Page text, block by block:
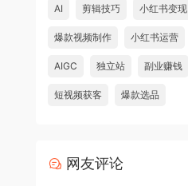
AI 剪辑技巧 小红书变现
爆款视频制作 小红书运营
AIGC 独立站 副业赚钱
短视频获客 爆款选品
网友评论